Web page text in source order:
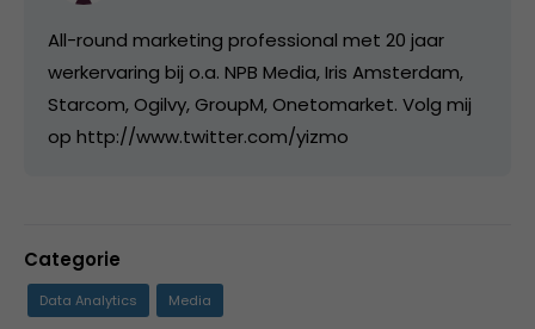
All-round marketing professional met 20 jaar
werkervaring bij o.a. NPB Media, Iris Amsterdam,
Starcom, Ogilvy, GroupM, Onetomarket. Volg mij
op http://www.twitter.com/yizmo
Categorie
Data Analytics Media